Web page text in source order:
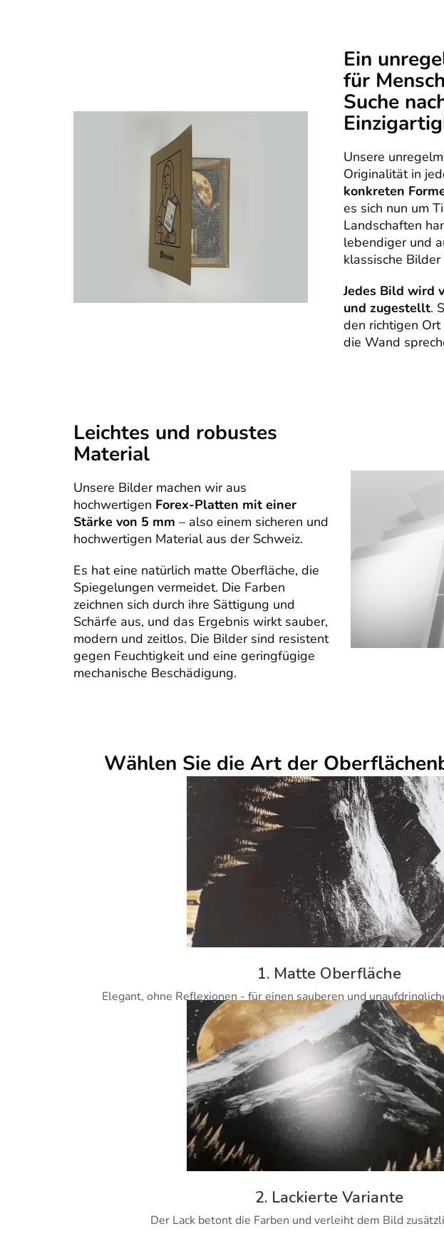
Ein
für
Suche
Unsere
Originalität in
konkreten
es sich nun um
Landschaften
lebendiger und
klassische
Jedes Bild wird
und zugestellt.
den richtigen
die Wand
Leichtes und robustes
Material
Unsere Bilder machen wir aus
hochwertigen Forex-Platten mit einer
Stärke von 5 mm – also einem sicheren und
hochwertigen Material aus der Schweiz.
Es hat eine natürlich matte Oberfläche, die
Spiegelungen vermeidet. Die Farben
zeichnen sich durch ihre Sättigung und
Schärfe aus, und das Ergebnis wirkt sauber,
modern und zeitlos. Die Bilder sind resistent
gegen Feuchtigkeit und eine geringfügige
mechanische Beschädigung.
Wählen Sie die Art der
1. Matte Oberfläche
Elegant, ohne Reflexionen - für einen sauberen und
2. Lackierte Variante
Der Lack betont die Farben und verleiht dem Bild